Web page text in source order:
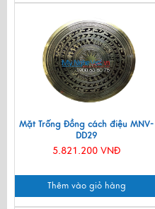
Mặt Trống Đồng cách điệu MNV-
DD29
5.821.200 VNĐ
Thêm vào giỏ hàng